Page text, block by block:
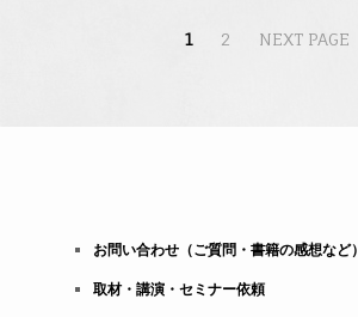
1 2 NEXT PAGE
お問い合わせ（ご質問・書籍の感想など）
取材・講演・セミナー依頼